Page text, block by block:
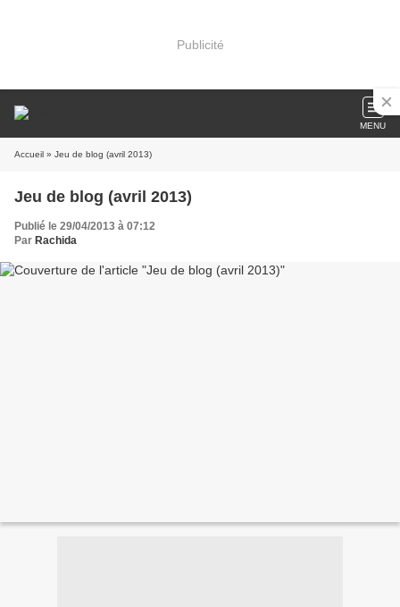
Publicité
MENU
Accueil » Jeu de blog (avril 2013)
Jeu de blog (avril 2013)
Publié le 29/04/2013 à 07:12
Par Rachida